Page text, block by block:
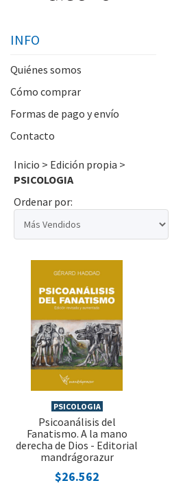
INFO
Quiénes somos
Cómo comprar
Formas de pago y envío
Contacto
Inicio > Edición propia >
PSICOLOGIA
Ordenar por:
PSICOLOGIA
Psicoanálisis del
Fanatismo. A la mano
derecha de Dios - Editorial
mandrágorazur
$26.562